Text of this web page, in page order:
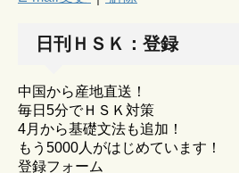
日刊ＨＳＫ：登録
中国から産地直送！
毎日5分でＨＳＫ対策
4月から基礎文法も追加！
もう5000人がはじめています！
登録フォーム